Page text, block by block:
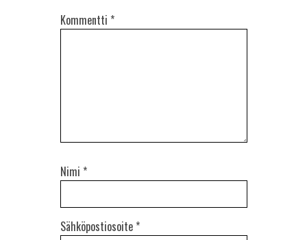
Kommentti *
Nimi *
Sähköpostiosoite *